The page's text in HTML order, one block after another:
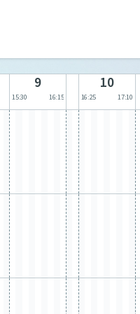
9
15:30 16:15
10
16:25 17:10